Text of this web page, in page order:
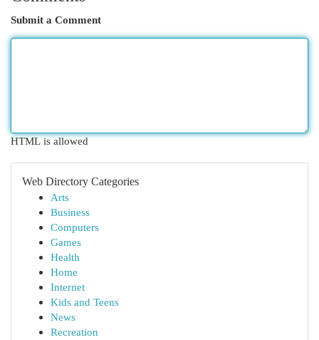
Submit a Comment
HTML is allowed
Web Directory Categories
Arts
Business
Computers
Games
Health
Home
Internet
Kids and Teens
News
Recreation